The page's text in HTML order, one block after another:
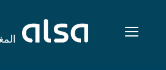
Toggle navigation